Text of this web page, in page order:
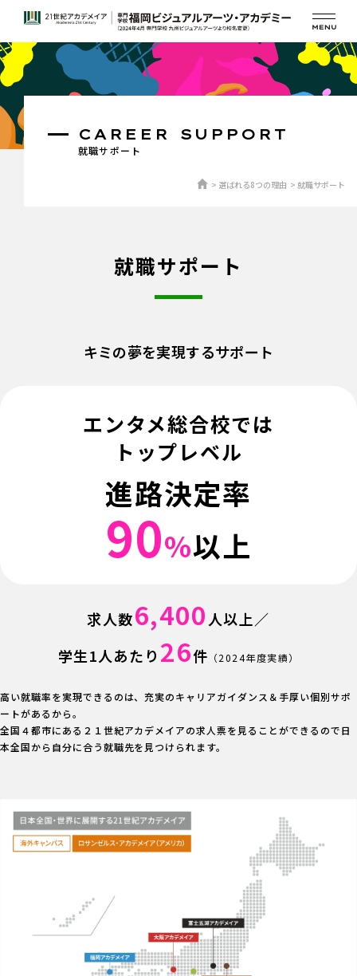
就職サポート
CAREER SUPPORT
選ばれる8つの理由 就職サポート
就職サポート
キミの夢を実現するサポート
エンタメ総合校では
トップレベル
進路決定率
90%以上
求人数6,400 人以上／
学生1人あたり 26件 （2024年度実績）
高い就職率を実現できるのは、充実のキャリアガイダンス＆手厚い個別サポ
ートがあるから。
全国４都市にある２１世紀アカデメイアの求人票を見ることができるので日
本全国から自分に合う就職先を見つけられます。